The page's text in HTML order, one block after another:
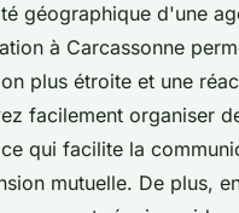
géographique d'une
à Carcassonne
plus étroite et une
facilement organiser
qui facilite la
mutuelle. De plus,